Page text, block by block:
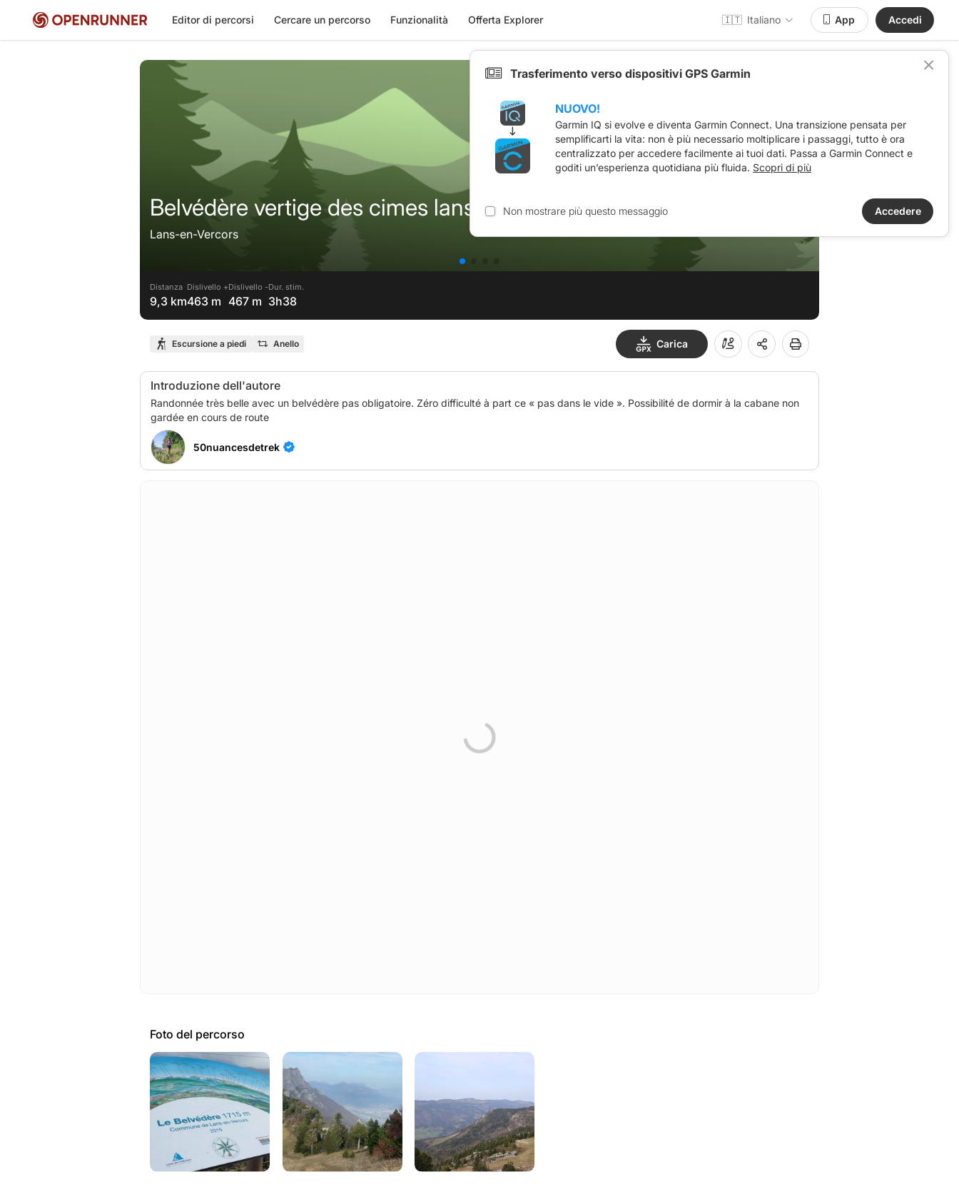
Editor di percorsi Cercare un percorso Funzionalità Offerta Explorer 🇮🇹 Italiano App Accedi
Belvédère vertige des cimes lans en Vercors
Lans-en-Vercors
Distanza
9,3 km
Dislivello +
463 m
Dislivello -
467 m
Dur. stim.
3h38
Escursione a piedi Anello Carica
Introduzione dell'autore
Randonnée très belle avec un belvédère pas obligatoire. Zéro difficulté à part ce « pas dans le vide ». Possibilité de dormir à la cabane non
50nuancesdetrek
Foto del percorso
Trasferimento verso dispositivi GPS Garmin
NUOVO!
Garmin IQ si evolve e diventa Garmin Connect. Una transizione pensata per
semplificarti la vita: non è più necessario moltiplicare i passaggi, tutto è ora
centralizzato per accedere facilmente ai tuoi dati. Passa a Garmin Connect e
goditi un’esperienza quotidiana più fluida. Scopri di più
Non mostrare più questo messaggio Accedere